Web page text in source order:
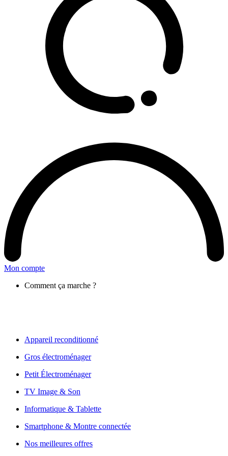
Mon compte
Comment ça marche ?
Appareil reconditionné
Gros électroménager
Petit Électroménager
TV Image & Son
Informatique & Tablette
Smartphone & Montre connectée
Nos meilleures offres